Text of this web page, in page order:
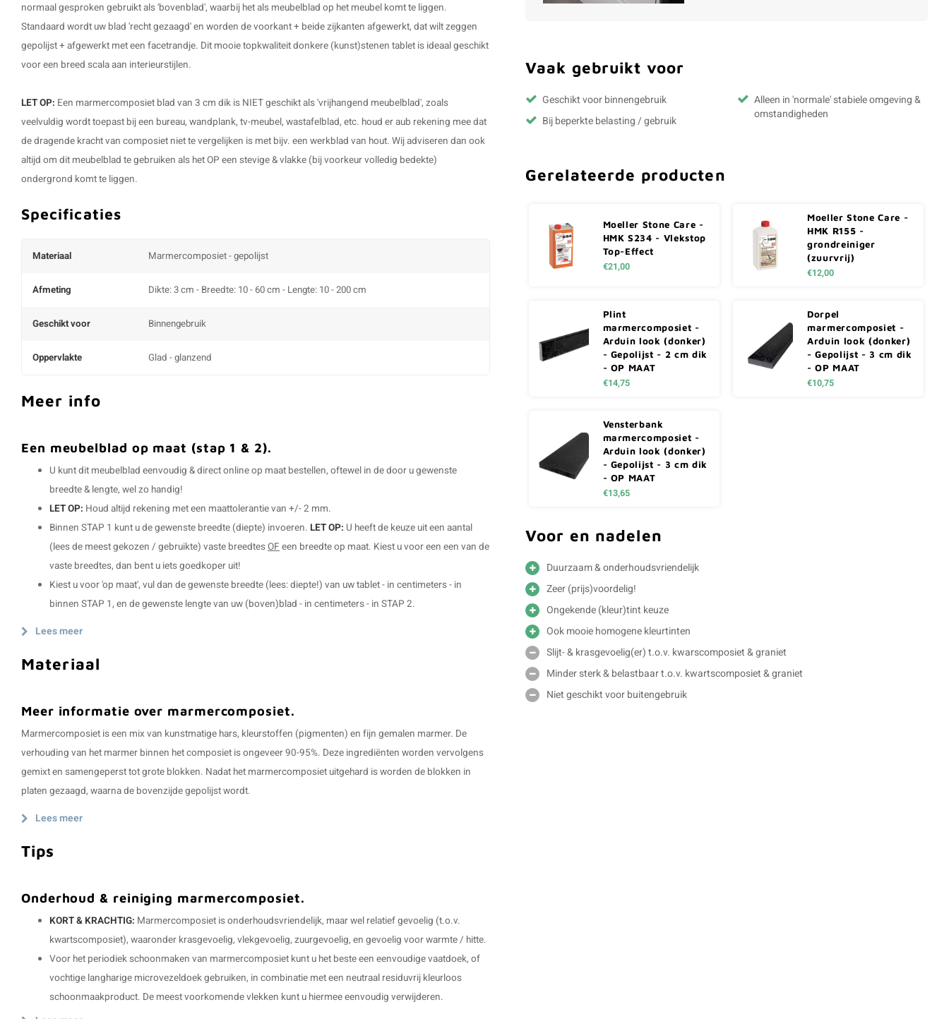
normaal gesproken gebruikt als 'bovenblad', waarbij het als meubelblad op het meubel komt te liggen.
Standaard wordt uw blad 'recht gezaagd' en worden de voorkant + beide zijkanten afgewerkt, dat wilt zeggen
gepolijst + afgewerkt met een facetrandje. Dit mooie topkwaliteit donkere (kunst)stenen tablet is ideaal geschikt
voor een breed scala aan interieurstijlen.
LET OP: Een marmercomposiet blad van 3 cm dik is NIET geschikt als 'vrijhangend meubelblad', zoals
veelvuldig wordt toepast bij een bureau, wandplank, tv-meubel, wastafelblad, etc. houd er aub rekening mee dat
de dragende kracht van composiet niet te vergelijken is met bijv. een werkblad van hout. Wij adviseren dan ook
altijd om dit meubelblad te gebruiken als het OP een stevige & vlakke (bij voorkeur volledig bedekte)
ondergrond komt te liggen.
Specificaties
Materiaal Marmercomposiet - gepolijst
Afmeting Dikte: 3 cm - Breedte: 10 - 60 cm - Lengte: 10 - 200 cm
Geschikt voor Binnengebruik
Oppervlakte Glad - glanzend
Meer info
Een meubelblad op maat (stap 1 & 2).
U kunt dit meubelblad eenvoudig & direct online op maat bestellen, oftewel in de door u gewenste
breedte & lengte, wel zo handig!
LET OP: Houd altijd rekening met een maattolerantie van +/- 2 mm.
Binnen STAP 1 kunt u de gewenste breedte (diepte) invoeren. LET OP: U heeft de keuze uit een aantal
(lees de meest gekozen / gebruikte) vaste breedtesOFeen breedte op maat. Kiest u voor een een van de
vaste breedtes, dan bent u iets goedkoper uit!
Kiest u voor 'op maat', vul dan de gewenste breedte (lees: diepte!) van uw tablet - in centimeters - in
binnen STAP 1, en de gewenste lengte van uw (boven)blad - in centimeters - in STAP 2.
Lees meer
Materiaal
Meer informatie over marmercomposiet.
Marmercomposiet is een mix van kunstmatige hars, kleurstoffen (pigmenten) en fijn gemalen marmer. De
verhouding van het marmer binnen het composiet is ongeveer 90-95%. Deze ingrediënten worden vervolgens
gemixt en samengeperst tot grote blokken. Nadat het marmercomposiet uitgehard is worden de blokken in
platen gezaagd, waarna de bovenzijde gepolijst wordt.
Lees meer
Tips
Onderhoud & reiniging marmercomposiet.
KORT & KRACHTIG: Marmercomposiet is onderhoudsvriendelijk, maar wel relatief gevoelig (t.o.v.
kwartscomposiet), waaronder krasgevoelig, vlekgevoelig, zuurgevoelig, en gevoelig voor warmte / hitte.
Voor het periodiek schoonmaken van marmercomposiet kunt u het beste een eenvoudige vaatdoek, of
vochtige langharige microvezeldoek gebruiken, in combinatie met een neutraal residuvrij kleurloos
schoonmaakproduct. De meest voorkomende vlekken kunt u hiermee eenvoudig verwijderen.
Vaak gebruikt voor
Geschikt voor binnengebruik
Bij beperkte belasting / gebruik
Alleen in 'normale' stabiele omgeving &
omstandigheden
Gerelateerde producten
Moeller Stone Care -
HMK S234 - Vlekstop
Top-Effect
€21,00
Moeller Stone Care -
HMK R155 -
grondreiniger
(zuurvrij)
€12,00
Plint
marmercomposiet -
Arduin look (donker)
- Gepolijst - 2 cm dik
- OP MAAT
€14,75
Dorpel
marmercomposiet -
Arduin look (donker)
- Gepolijst - 3 cm dik
- OP MAAT
€10,75
Vensterbank
marmercomposiet -
Arduin look (donker)
- Gepolijst - 3 cm dik
- OP MAAT
€13,65
Voor en nadelen
Duurzaam & onderhoudsvriendelijk
Zeer (prijs)voordelig!
Ongekende (kleur)tint keuze
Ook mooie homogene kleurtinten
Slijt- & krasgevoelig(er) t.o.v. kwarscomposiet & graniet
Minder sterk & belastbaar t.o.v. kwartscomposiet & graniet
Niet geschikt voor buitengebruik